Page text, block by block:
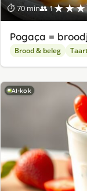
⏱ 70 min👥 1
Pogaça =
Brood & beleg
AI-kok